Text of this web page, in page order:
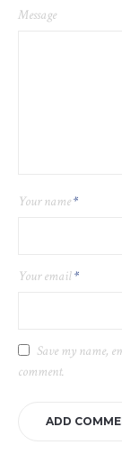
Message
Your name*
Your email*
Save my name,
comment.